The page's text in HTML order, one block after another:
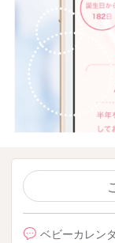
ベビーカレン